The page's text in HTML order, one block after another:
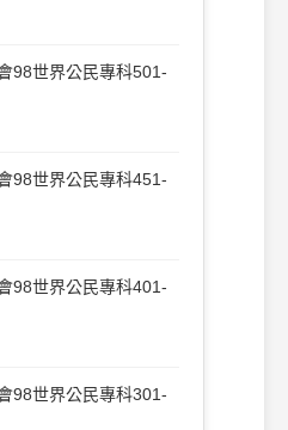
98世界公民專科501-
98世界公民專科451-
98世界公民專科401-
98世界公民專科301-